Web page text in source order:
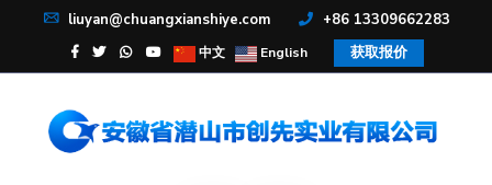
liuyan@chuangxianshiye.com +86 13309662283
中文 English 获取报价